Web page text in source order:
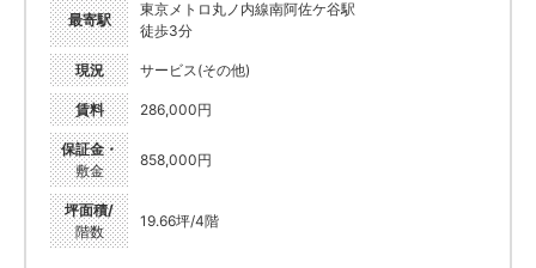
最寄駅
東京メトロ丸ノ内線南阿佐ケ谷駅
徒歩3分
現況 サービス(その他)
賃料 286,000円
保証金・
敷金
858,000円
坪面積/
階数
19.66坪/4階